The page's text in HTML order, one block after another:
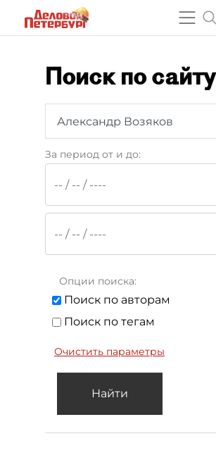
Поиск по сайту
За период от и до:
Опции поиска:
Поиск по авторам
Поиск по тегам
Найти
Очистить параметры